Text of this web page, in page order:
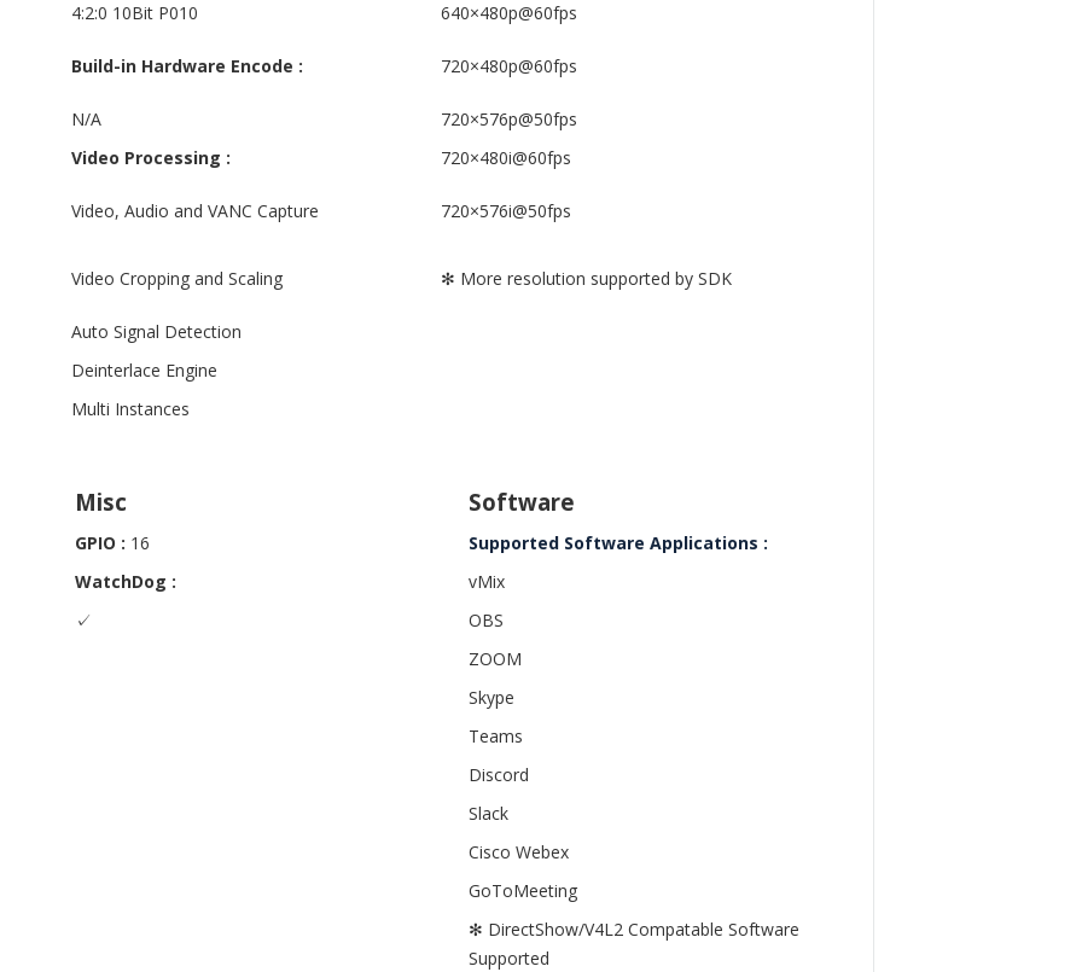
4:2:0 10Bit P010
640×480p@60fps
Build-in Hardware Encode : 720×480p@60fps
N/A
720×576p@50fps
Video Processing :
720×480i@60fps
Video, Audio and VANC Capture 720×576i@50fps
Video Cropping and Scaling ✻ More resolution supported by SDK
Auto Signal Detection
Deinterlace Engine
Multi Instances
Misc Software
GPIO : 16
Supported Software Applications :
WatchDog :
vMix
✓
OBS
ZOOM
Skype
Teams
Discord
Slack
Cisco Webex
GoToMeeting
✻ DirectShow/V4L2 Compatable Software
Supported